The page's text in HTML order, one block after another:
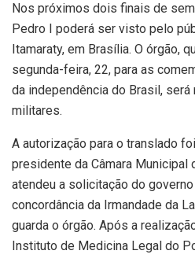
Nos próximos dois finais de
Pedro I poderá ser visto pelo
Itamaraty, em Brasília. O órgão,
segunda-feira, 22, para as
da independência do Brasil,
militares.
A autorização para o translado
presidente da Câmara Municipal
atendeu a solicitação do
concordância da Irmandade da
guarda o órgão. Após a
Instituto de Medicina Legal do